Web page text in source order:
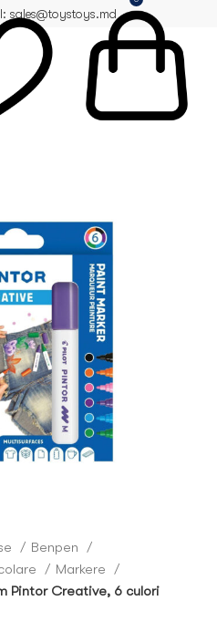
sales@toystoys.md
Benpen
Markere
Pintor Creative, 6 culori